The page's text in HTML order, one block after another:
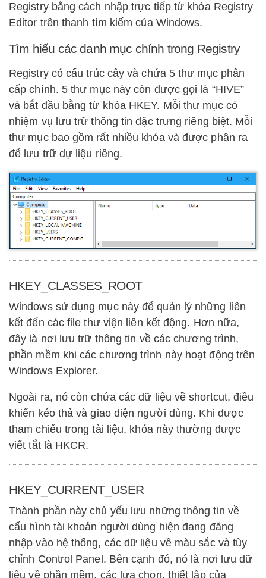
Registry bằng cách nhập trực tiếp từ khóa Registry
Editor trên thanh tìm kiếm của Windows.
Tìm hiểu các danh mục chính trong Registry
Registry có cấu trúc cây và chứa 5 thư mục phân
cấp chính. 5 thư mục này còn được gọi là “HIVE”
và bắt đầu bằng từ khóa HKEY. Mỗi thư mục có
nhiệm vụ lưu trữ thông tin đặc trưng riêng biệt. Mỗi
thư mục bao gồm rất nhiều khóa và được phân ra
để lưu trữ dự liệu riêng.
HKEY_CLASSES_ROOT
Windows sử dụng mục này để quản lý những liên
kết đến các file thư viện liên kết động. Hơn nữa,
đây là nơi lưu trữ thông tin về các chương trình,
phần mềm khi các chương trình này hoạt động trên
Windows Explorer.
Ngoài ra, nó còn chứa các dữ liệu về shortcut, điều
khiển kéo thả và giao diện người dùng. Khi được
tham chiếu trong tài liệu, khóa này thường được
viết tắt là HKCR.
HKEY_CURRENT_USER
Thành phần này chủ yếu lưu những thông tin về
cấu hình tài khoản người dùng hiện đang đăng
nhập vào hệ thống, các dữ liệu về màu sắc và tùy
chỉnh Control Panel. Bên cạnh đó, nó là nơi lưu dữ
liệu về phần mềm, các lựa chọn, thiết lập của